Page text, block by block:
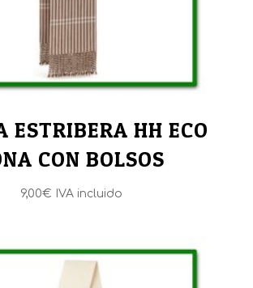
ESTRIBERA HH ECO
CON BOLSOS
9,00€ IVA incluido